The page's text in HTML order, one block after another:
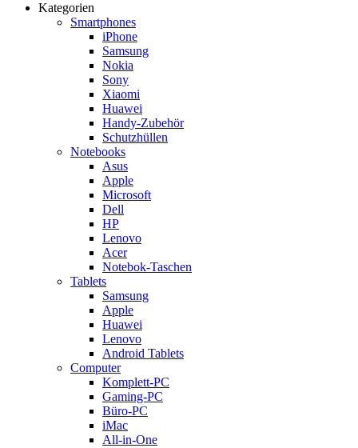
Kategorien
Smartphones
iPhone
Samsung
Nokia
Sony
Xiaomi
Huawei
Handy-Zubehör
Schutzhüllen
Notebooks
Asus
Apple
Microsoft
Dell
HP
Lenovo
Acer
Notebok-Taschen
Tablets
Samsung
Apple
Huawei
Lenovo
Android Tablets
Computer
Komplett-PC
Gaming-PC
Büro-PC
iMac
All-in-One